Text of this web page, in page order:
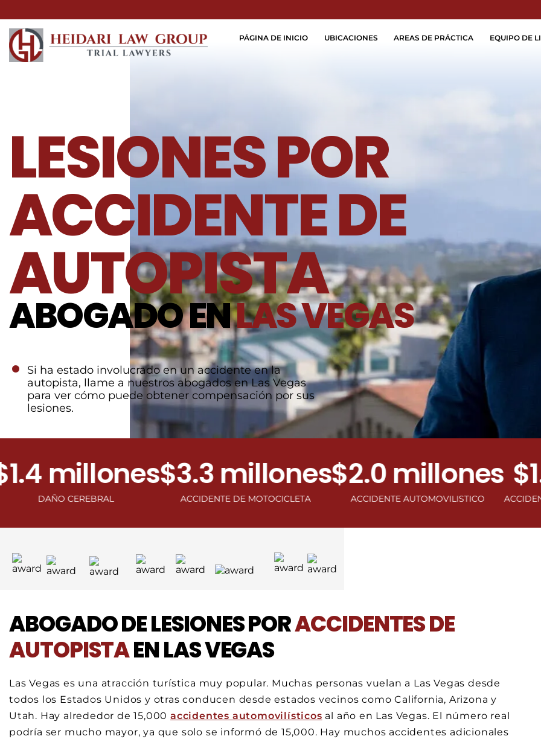
PÁGINA DE INICIO UBICACIONES AREAS DE PRÁCTICA EQUIPO DE
LESIONES POR
ACCIDENTE DE
AUTOPISTA
ABOGADO ENLAS VEGAS
Si ha estado involucrado en un accidente en la
autopista, llame a nuestros abogados en Las Vegas
para ver cómo puede obtener compensación por sus
lesiones.
millones
CEREBRAL
$3.3 millones
ACCIDENTE DE MOTOCICLETA
$2.0 millones
ACCIDENTE AUTOMOVILISTICO
$1.0
ACCIDENTE DE
ABOGADO DE LESIONES PORACCIDENTES DE
AUTOPISTAEN LAS VEGAS
Las Vegas es una atracción turística muy popular. Muchas personas vuelan a Las Vegas desde
todos los Estados Unidos y otras conducen desde estados vecinos como California, Arizona y
Utah. Hay alrededor de 15,000accidentes automovilísticos al año en Las Vegas. El número real
podría ser mucho mayor, ya que solo se informó de 15,000. Hay muchos accidentes adicionales